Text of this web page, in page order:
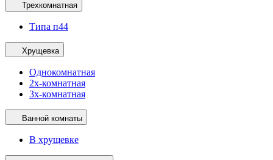
Трехкомнатная
Типа п44
Хрущевка
Однокомнатная
2х-комнатная
3х-комнатная
Ванной комнаты
В хрущевке